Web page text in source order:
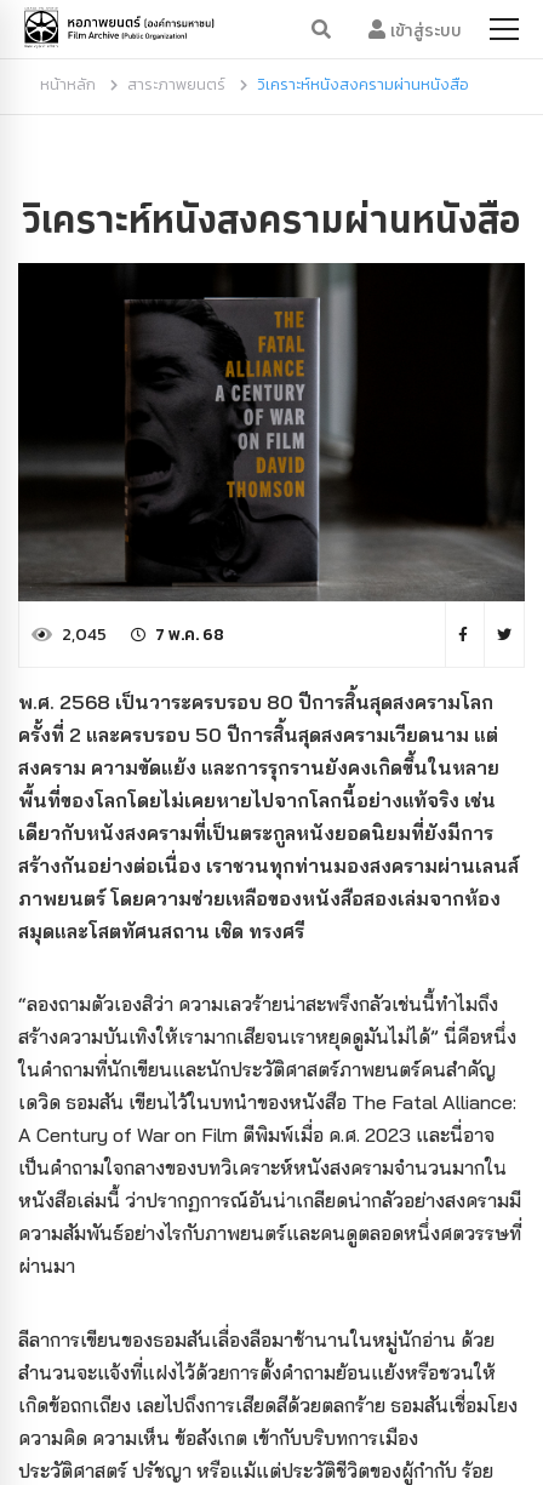
เข้าสู่ระบบ
หน้าหลัก สาระภาพยนตร์ วิเคราะห์หนังสงครามผ่านหนังสือ
วิเคราะห์หนังสงครามผ่านหนังสือ
2,045 7 พ.ค. 68
พ.ศ. 2568 เป็นวาระครบรอบ 80 ปีการสิ้นสุดสงครามโลก
ครั้งที่ 2 และครบรอบ 50 ปีการสิ้นสุดสงครามเวียดนาม แต่
สงคราม ความขัดแย้ง และการรุกรานยังคงเกิดขึ้นในหลาย
พื้นที่ของโลกโดยไม่เคยหายไปจากโลกนี้อย่างแท้จริง เช่น
เดียวกับหนังสงครามที่เป็นตระกูลหนังยอดนิยมที่ยังมีการ
สร้างกันอย่างต่อเนื่อง เราชวนทุกท่านมองสงครามผ่านเลนส์
ภาพยนตร์ โดยความช่วยเหลือของหนังสือสองเล่มจากห้อง
สมุดและโสตทัศนสถาน เชิด ทรงศรี
“ลองถามตัวเองสิว่า ความเลวร้ายน่าสะพรึงกลัวเช่นนี้ทำไมถึง
สร้างความบันเทิงให้เรามากเสียจนเราหยุดดูมันไม่ได้” นี่คือหนึ่ง
ในคำถามที่นักเขียนและนักประวัติศาสตร์ภาพยนตร์คนสำคัญ
เดวิด ธอมสัน เขียนไว้ในบทนำของหนังสือ The Fatal Alliance:
A Century of War on Film ตีพิมพ์เมื่อ ค.ศ. 2023 และนี่อาจ
เป็นคำถามใจกลางของบทวิเคราะห์หนังสงครามจำนวนมากใน
หนังสือเล่มนี้ ว่าปรากฏการณ์อันน่าเกลียดน่ากลัวอย่างสงครามมี
ความสัมพันธ์อย่างไรกับภาพยนตร์และคนดูตลอดหนึ่งศตวรรษที่
ผ่านมา
ลีลาการเขียนของธอมสันเลื่องลือมาช้านานในหมู่นักอ่าน ด้วย
สำนวนจะแจ้งที่แฝงไว้ด้วยการตั้งคำถามย้อนแย้งหรือชวนให้
เกิดข้อถกเถียง เลยไปถึงการเสียดสีด้วยตลกร้าย ธอมสันเชื่อมโยง
ความคิด ความเห็น ข้อสังเกต เข้ากับบริบทการเมือง
ประวัติศาสตร์ ปรัชญา หรือแม้แต่ประวัติชีวิตของผู้กำกับ ร้อย